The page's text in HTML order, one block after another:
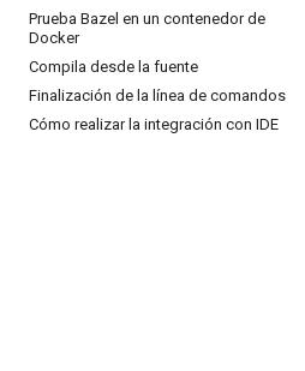
Prueba Bazel en un contenedor de
Docker
Compila desde la fuente
Finalización de la línea de comandos
Cómo realizar la integración con IDE